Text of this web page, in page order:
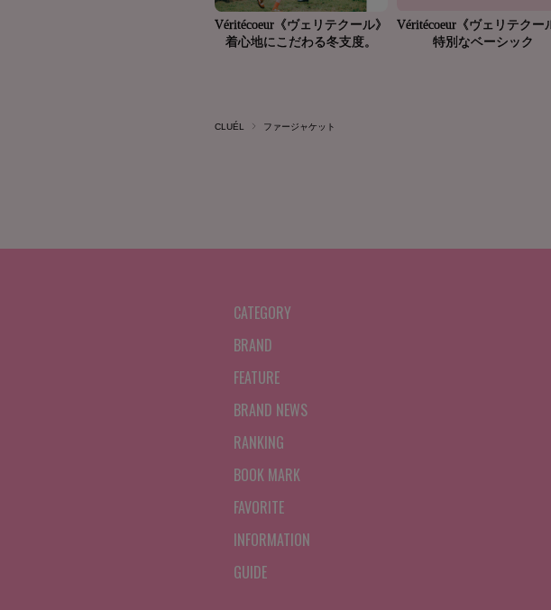
CLUÉL ファージャケット
CATEGORY
BRAND
FEATURE
BRAND NEWS
RANKING
BOOK MARK
FAVORITE
INFORMATION
GUIDE